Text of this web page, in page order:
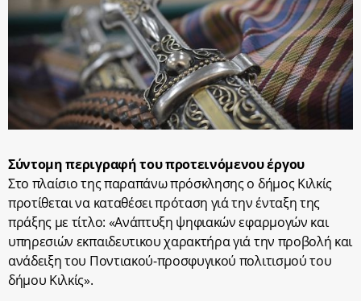
Σύντομη περιγραφή του προτεινόμενου έργου
Στο πλαίσιο της παραπάνω πρόσκλησης ο δήμος Κιλκίς
προτίθεται να καταθέσει πρόταση γιά την ένταξη της
πράξης με τίτλο: «Ανάπτυξη ψηφιακών εφαρμογών και
υπηρεσιών εκπαιδευτικου χαρακτήρα γιά την προβολή και
ανάδειξη του Ποντιακού-προσφυγικού πολιτισμού του
δήμου Κιλκίς».